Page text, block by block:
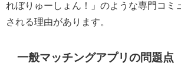
れぼりゅーしょん！」のような専門コミ
される理由があります。
一般マッチングアプリの問題点